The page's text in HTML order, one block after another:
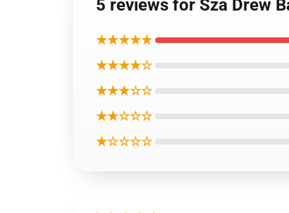
5 reviews for Sza Drew
★★★★★
★★★★☆
★★★☆☆
★★☆☆☆
★☆☆☆☆